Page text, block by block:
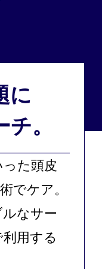
に
。
た頭皮
でケア。
なサー
用する